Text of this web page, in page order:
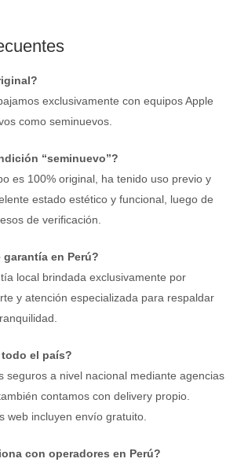
exclusivamente con equipos Apple
como seminuevos.
“seminuevo”?
es 100% original, ha tenido uso previo y
estado estético y funcional, luego de
de verificación.
en Perú?
local brindada exclusivamente por
y atención especializada para respaldar
el país?
seguros a nivel nacional mediante agencias
contamos con delivery propio.
web incluyen envío gratuito.
con operadores en Perú?